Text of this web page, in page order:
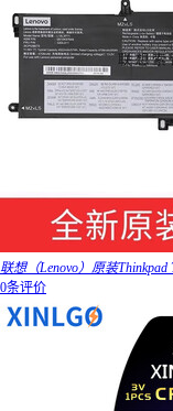
联想（Lenovo）原装Thinkpad
0条评价